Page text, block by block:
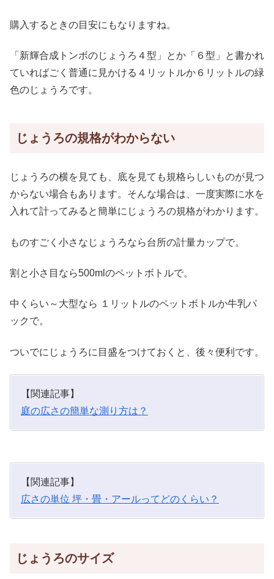
購入するときの目安にもなりますね。
「新輝合成トンボのじょうろ４型」とか「６型」と書かれ
ていればごく普通に見かける４リットルか６リットルの緑
色のじょうろです。
じょうろの規格がわからない
じょうろの横を見ても、底を見ても規格らしいものが見つ
からない場合もあります。そんな場合は、一度実際に水を
入れて計ってみると簡単にじょうろの規格がわかります。
ものすごく小さなじょうろなら台所の計量カップで。
割と小さ目なら500mlのペットボトルで。
中くらい～大型なら １リットルのペットボトルか牛乳パ
ックで。
ついでにじょうろに目盛をつけておくと、後々便利です。
【関連記事】
庭の広さの簡単な測り方は？
【関連記事】
広さの単位 坪・畳・アールってどのくらい？
じょうろのサイズ